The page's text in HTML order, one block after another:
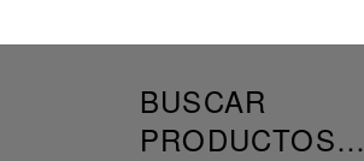
BUSCAR
PRODUCTOS…